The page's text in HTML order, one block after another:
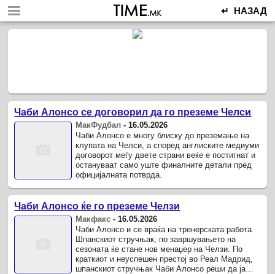
↵ НАЗАД
Чаби Алонсо се договорил да го преземе Челси
МакФудбал - 16.05.2026
Чаби Алонсо е многу блиску до преземање на
клупата на Челси, а според англиските медиуми
договорот меѓу двете страни веќе е постигнат и
остануваат само уште финалните детали пред
официјалната потврда.
Чаби Алонсо ќе го преземе Челзи
Макфакс - 16.05.2026
Чаби Алонсо и се враќа на тренерската работа.
Шпанскиот стручњак, по завршувањето на
сезоната ќе стане нов менаџер на Челзи. По
краткиот и неуспешен престој во Реал Мадрид,
шпанскиот стручњак Чаби Алонсо реши да ја